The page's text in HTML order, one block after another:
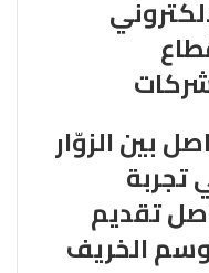
بين الزوّار
تقديم
الخريف